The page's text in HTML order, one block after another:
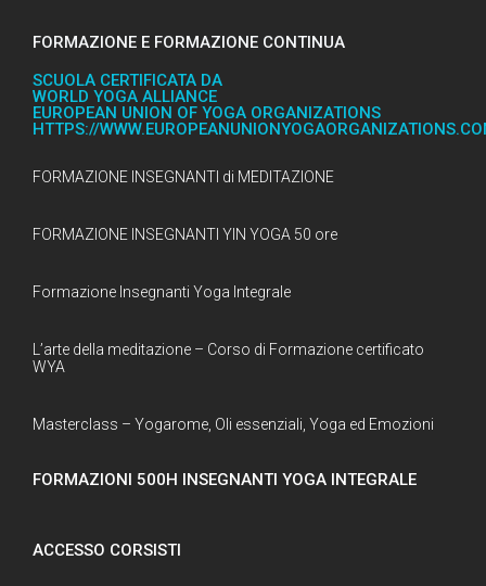
FORMAZIONE E FORMAZIONE CONTINUA
SCUOLA CERTIFICATA DA
WORLD YOGA ALLIANCE
EUROPEAN UNION OF YOGA ORGANIZATIONS
HTTPS://
FORMAZIONE INSEGNANTI di MEDITAZIONE
FORMAZIONE INSEGNANTI YIN YOGA 50 ore
Formazione Insegnanti Yoga Integrale
L’arte della meditazione – Corso di Formazione certificato
WYA
Masterclass – Yogarome, Oli essenziali, Yoga ed Emozioni
FORMAZIONI 500H INSEGNANTI YOGA INTEGRALE
ACCESSO CORSISTI